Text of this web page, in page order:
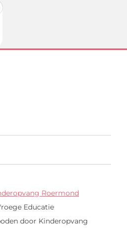
Roermond
Educatie
door Kinderopvang